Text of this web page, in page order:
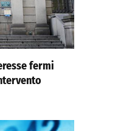
fermi